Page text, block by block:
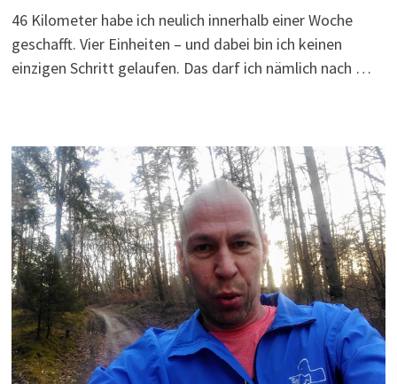
46 Kilometer habe ich neulich innerhalb einer Woche
geschafft. Vier Einheiten – und dabei bin ich keinen
einzigen Schritt gelaufen. Das darf ich nämlich nach …